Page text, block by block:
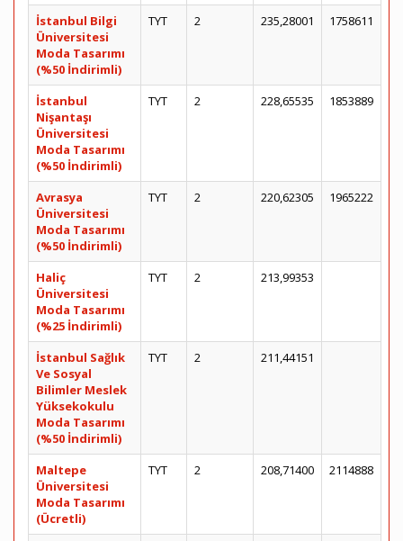
İstanbul Bilgi
Üniversitesi
Moda Tasarımı
(%50 İndirimli)
TYT 2 235,28001 1758611
İstanbul
Nişantaşı
Üniversitesi
Moda Tasarımı
(%50 İndirimli)
TYT 2 228,65535 1853889
Avrasya
Üniversitesi
Moda Tasarımı
(%50 İndirimli)
TYT 2 220,62305 1965222
Haliç
Üniversitesi
Moda Tasarımı
(%25 İndirimli)
TYT 2 213,99353
İstanbul Sağlık
Ve Sosyal
Bilimler Meslek
Yüksekokulu
Moda Tasarımı
(%50 İndirimli)
TYT 2 211,44151
Maltepe
Üniversitesi
Moda Tasarımı
(Ücretli)
TYT 2 208,71400 2114888